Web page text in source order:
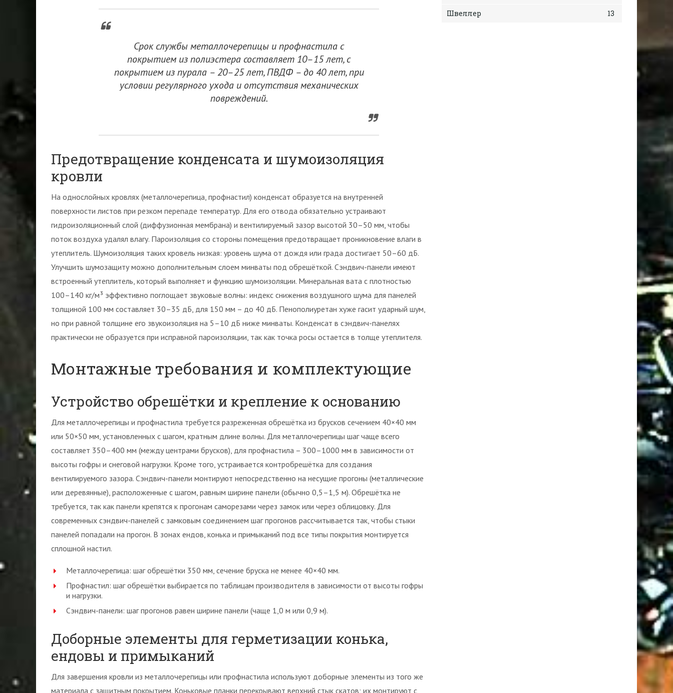
Срок службы металлочерепицы и профнастила с
покрытием из полиэстера составляет 10–15 лет, с
покрытием из пурала – 20–25 лет, ПВДФ – до 40 лет, при
условии регулярного ухода и отсутствия механических
повреждений.
Предотвращение конденсата и шумоизоляция
кровли
На однослойных кровлях (металлочерепица, профнастил) конденсат образуется на внутренней
поверхности листов при резком перепаде температур. Для его отвода обязательно устраивают
гидроизоляционный слой (диффузионная мембрана) и вентилируемый зазор высотой 30–50 мм, чтобы
поток воздуха удалял влагу. Пароизоляция со стороны помещения предотвращает проникновение влаги в
утеплитель. Шумоизоляция таких кровель низкая: уровень шума от дождя или града достигает 50–60 дБ.
Улучшить шумозащиту можно дополнительным слоем минваты под обрешёткой. Сэндвич-панели имеют
встроенный утеплитель, который выполняет и функцию шумоизоляции. Минеральная вата с плотностью
100–140 кг/м³ эффективно поглощает звуковые волны: индекс снижения воздушного шума для панелей
толщиной 100 мм составляет 30–35 дБ, для 150 мм – до 40 дБ. Пенополиуретан хуже гасит ударный шум,
но при равной толщине его звукоизоляция на 5–10 дБ ниже минваты. Конденсат в сэндвич-панелях
практически не образуется при исправной пароизоляции, так как точка росы остается в толще утеплителя.
Монтажные требования и комплектующие
Устройство обрешётки и крепление к основанию
Для металлочерепицы и профнастила требуется разреженная обрешётка из брусков сечением 40×40 мм
или 50×50 мм, установленных с шагом, кратным длине волны. Для металлочерепицы шаг чаще всего
составляет 350–400 мм (между центрами брусков), для профнастила – 300–1000 мм в зависимости от
высоты гофры и снеговой нагрузки. Кроме того, устраивается контробрешётка для создания
вентилируемого зазора. Сэндвич-панели монтируют непосредственно на несущие прогоны (металлические
или деревянные), расположенные с шагом, равным ширине панели (обычно 0,5–1,5 м). Обрешётка не
требуется, так как панели крепятся к прогонам саморезами через замок или через облицовку. Для
современных сэндвич-панелей с замковым соединением шаг прогонов рассчитывается так, чтобы стыки
панелей попадали на прогон. В зонах ендов, конька и примыканий под все типы покрытия монтируется
сплошной настил.
Металлочерепица: шаг обрешётки 350 мм, сечение бруска не менее 40×40 мм.
Профнастил: шаг обрешётки выбирается по таблицам производителя в зависимости от высоты гофры
и нагрузки.
Сэндвич-панели: шаг прогонов равен ширине панели (чаще 1,0 м или 0,9 м).
Доборные элементы для герметизации конька,
ендовы и примыканий
Для завершения кровли из металлочерепицы или профнастила используют доборные элементы из того же
материала с защитным покрытием. Коньковые планки перекрывают верхний стык скатов; их монтируют с
Швеллер
13